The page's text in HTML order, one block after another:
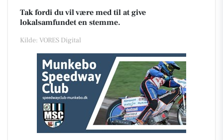
Tak fordi du vil være med til at give
lokalsamfundet en stemme.
Kilde: VORES Digital